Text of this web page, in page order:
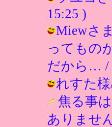
15:25 )
Miewさ
ってもの
だから… /
れすた
焦る事
ありませ